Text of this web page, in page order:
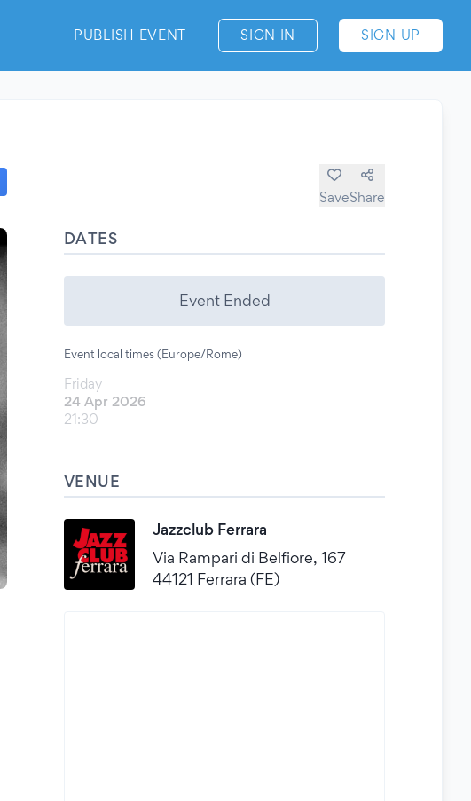
PUBLISH EVENT SIGN IN SIGN UP
SaveShare
DATES
Event Ended
Event local times (Europe/Rome)
Friday
24 Apr 2026
21:30
VENUE
Jazzclub Ferrara
Via Rampari di Belfiore, 167
44121 Ferrara (FE)